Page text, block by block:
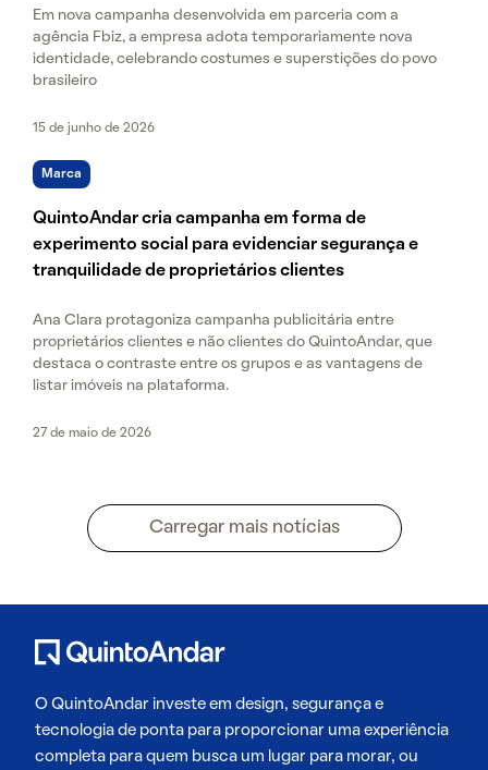
Em nova campanha desenvolvida em parceria com a
agência Fbiz, a empresa adota temporariamente nova
identidade, celebrando costumes e superstições do povo
brasileiro
15 de junho de 2026
Marca
QuintoAndar cria campanha em forma de
experimento social para evidenciar segurança e
tranquilidade de proprietários clientes
Ana Clara protagoniza campanha publicitária entre
proprietários clientes e não clientes do QuintoAndar, que
destaca o contraste entre os grupos e as vantagens de
listar imóveis na plataforma.
27 de maio de 2026
Carregar mais notícias
O QuintoAndar investe em design, segurança e
tecnologia de ponta para proporcionar uma experiência
completa para quem busca um lugar para morar, ou